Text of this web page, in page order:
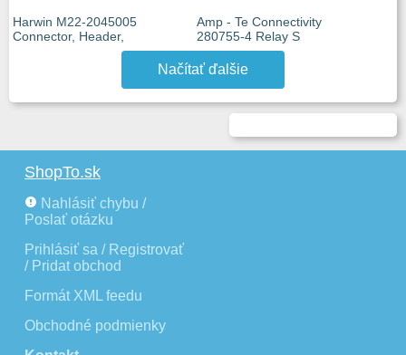
Harwin M22-2045005
Connector, Header,
Amp - Te Connectivity
280755-4 Relay S
Načítať ďalšie
ShopTo.sk
Nahlásiť chybu /
Poslať otázku
Prihlásiť sa / Registrovať
/ Pridat obchod
Formát XML feedu
Obchodné podmienky